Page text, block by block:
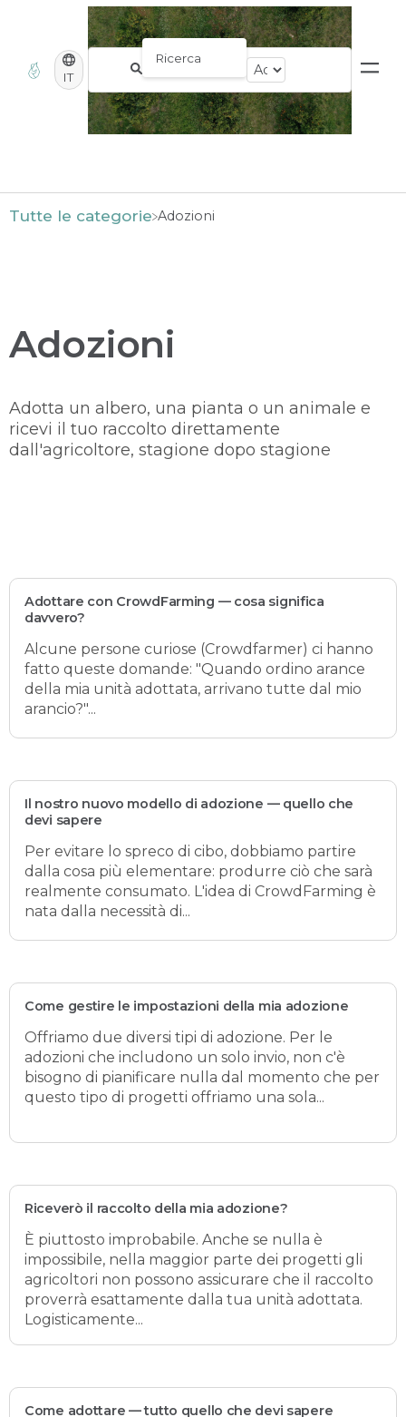
IT
Tutte le categorie ​Adozioni
Adozioni
Adotta un albero, una pianta o un animale e
ricevi il tuo raccolto direttamente
dall'agricoltore, stagione dopo stagione
Adottare con CrowdFarming — cosa significa
davvero?
Alcune persone curiose (Crowdfarmer) ci hanno
fatto queste domande: "Quando ordino arance
della mia unità adottata, arrivano tutte dal mio
arancio?"...
Il nostro nuovo modello di adozione — quello che
devi sapere
Per evitare lo spreco di cibo, dobbiamo partire
dalla cosa più elementare: produrre ciò che sarà
realmente consumato. L'idea di CrowdFarming è
nata dalla necessità di...
Come gestire le impostazioni della mia adozione
Offriamo due diversi tipi di adozione. Per le
adozioni che includono un solo invio, non c'è
bisogno di pianificare nulla dal momento che per
questo tipo di progetti offriamo una sola...
Riceverò il raccolto della mia adozione?
È piuttosto improbabile. Anche se nulla è
impossibile, nella maggior parte dei progetti gli
agricoltori non possono assicurare che il raccolto
proverrà esattamente dalla tua unità adottata.
Logisticamente...
Come adottare — tutto quello che devi sapere